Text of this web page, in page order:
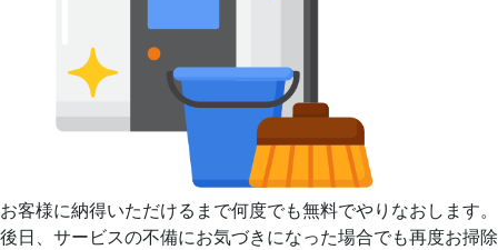
お客様に納得いただけるまで何度でも無料でやりなおします。
後日、サービスの不備にお気づきになった場合でも再度お掃除